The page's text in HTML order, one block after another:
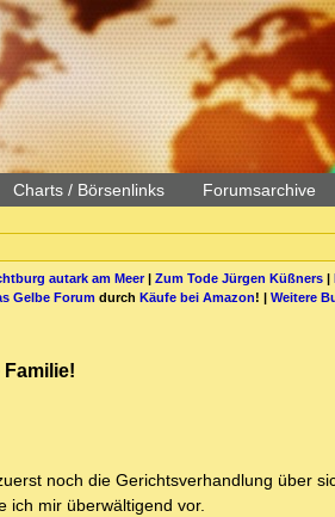
Charts / Börsenlinks Forumsarchive
autark am Meer| Zum Tode Jürgen Küßners|
Gelbe Forum durch Käufe bei Amazon! | Weitere
noch die Gerichtsverhandlung über
ich mir überwältigend vor.